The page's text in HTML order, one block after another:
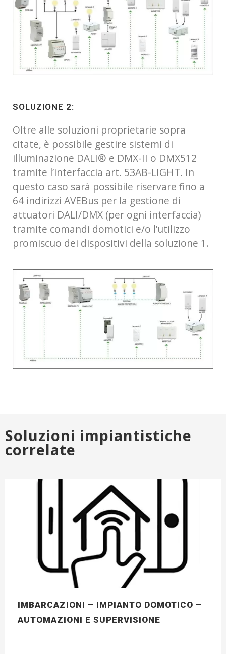
SOLUZIONE 2:
Oltre alle soluzioni proprietarie sopra
citate, è possibile gestire sistemi di
illuminazione DALI® e DMX-II o DMX512
tramite l’interfaccia art. 53AB-LIGHT. In
questo caso sarà possibile riservare fino a
64 indirizzi AVEBus per la gestione di
attuatori DALI/DMX (per ogni interfaccia)
tramite comandi domotici e/o l’utilizzo
promiscuo dei dispositivi della soluzione 1.
Soluzioni impiantistiche
correlate
IMBARCAZIONI – IMPIANTO DOMOTICO –
AUTOMAZIONI E SUPERVISIONE